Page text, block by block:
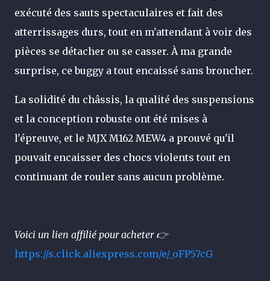
exécuté des sauts spectaculaires et fait des
atterrissages durs, tout en m'attendant à voir des
pièces se détacher ou se casser. À ma grande
surprise, ce buggy a tout encaissé sans broncher.
La solidité du châssis, la qualité des suspensions
et la conception robuste ont été mises à
l'épreuve, et le MJX M162 MEW4 a prouvé qu'il
pouvait encaisser des chocs violents tout en
continuant de rouler sans aucun problème.
Voici un lien affilié pour acheter 👉​
https://s.click.aliexpress.com/e/_oFP57cG